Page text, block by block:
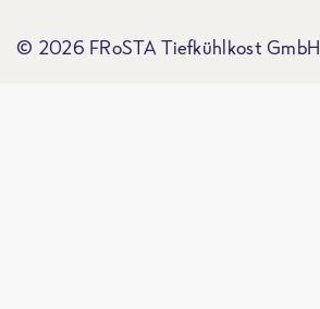
© 2026 FRoSTA Tiefkühlkost GmbH